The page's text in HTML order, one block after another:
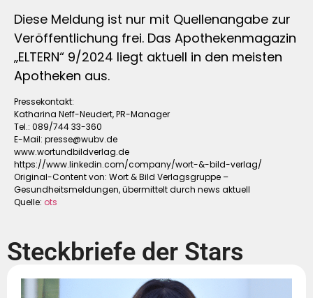
Diese Meldung ist nur mit Quellenangabe zur
Veröffentlichung frei. Das Apothekenmagazin
„ELTERN“ 9/2024 liegt aktuell in den meisten
Apotheken aus.
Pressekontakt:
Katharina Neff-Neudert, PR-Manager
Tel.: 089/744 33-360
E-Mail: presse@wubv.de
www.wortundbildverlag.de
https://www.linkedin.com/company/wort-&-bild-verlag/
Original-Content von: Wort & Bild Verlagsgruppe –
Gesundheitsmeldungen, übermittelt durch news aktuell
Quelle: ots
Steckbriefe der Stars